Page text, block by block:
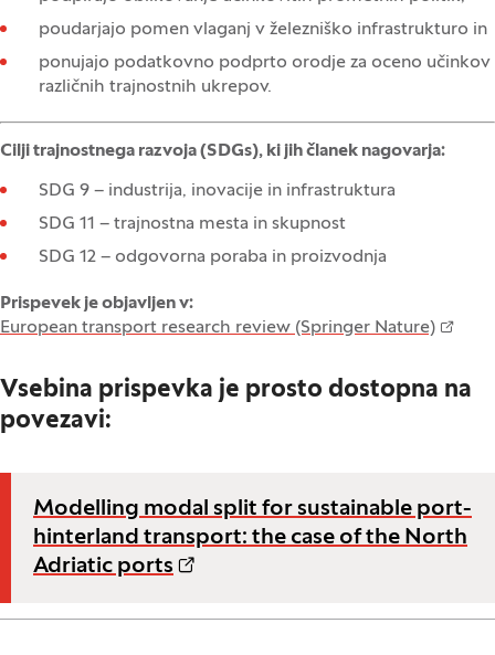
poudarjajo pomen vlaganj v železniško infrastrukturo in
ponujajo podatkovno podprto orodje za oceno učinkov
različnih trajnostnih ukrepov.
Cilji trajnostnega razvoja (SDGs), ki jih članek nagovarja:
SDG 9 – industrija, inovacije in infrastruktura
SDG 11 – trajnostna mesta in skupnost
SDG 12 – odgovorna poraba in proizvodnja
Prispevek je objavljen v:
European transport research review (Springer Nature)
Vsebina prispevka je prosto dostopna na
povezavi:
Modelling modal split for sustainable port-
hinterland transport: the case of the North
Adriatic ports